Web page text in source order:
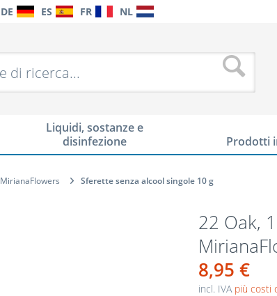
DE ES FR NL
Liquidi, sostanze e
disinfezione
Prodotti
MirianaFlowers Sferette senza alcool singole 10 g
22 Oak,
8,95 €
incl. IVA più costi